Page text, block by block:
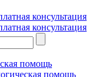
консультация
консультация
помощь
помощь